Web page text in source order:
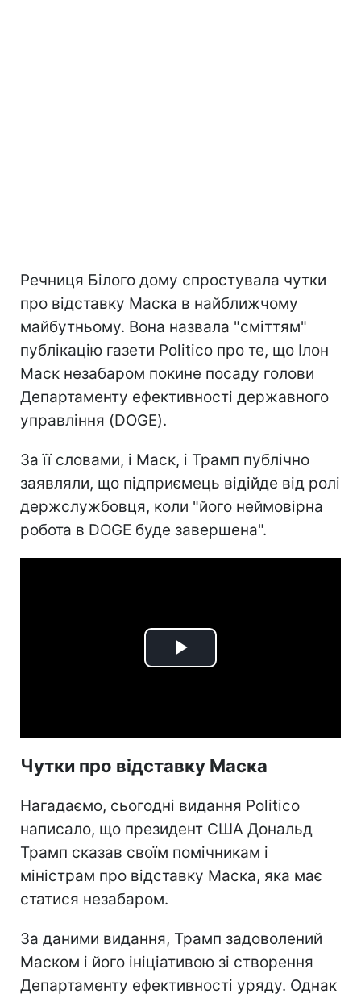
Речниця Білого дому спростувала чутки
про відставку Маска в найближчому
майбутньому. Вона назвала "сміттям"
публікацію газети Politico про те, що Ілон
Маск незабаром покине посаду голови
Департаменту ефективності державного
управління (DOGE).
За її словами, і Маск, і Трамп публічно
заявляли, що підприємець відійде від ролі
держслужбовця, коли "його неймовірна
робота в DOGE буде завершена".
Play
Чутки про відставку Маска
Нагадаємо, сьогодні видання Politico
написало, що президент США Дональд
Трамп сказав своїм помічникам і
міністрам про відставку Маска, яка має
статися незабаром.
За даними видання, Трамп задоволений
Маском і його ініціативою зі створення
Департаменту ефективності уряду. Однак